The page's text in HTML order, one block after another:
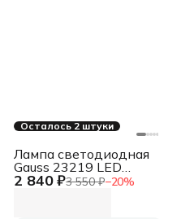
Осталось 2 штуки
2 840 ₽3 550 ₽−20%
Лампа светодиодная
Gauss 23219 LED
Elementary A60 20W